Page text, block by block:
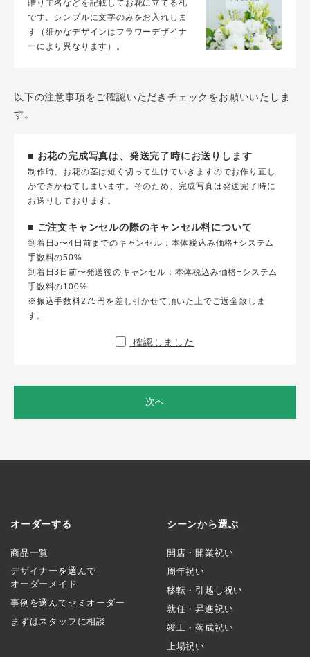
贈り主名などを記載してお花に立てる札
です。シンプルに文字のみをお入れしま
す（細かなデザインはフラワーデザイナ
ーにより異なります）。
以下の注意事項をご確認いただきチェックをお願いいたしま
す。
■ お花の完成写真は、発送完了時にお送りします
制作時、お花の茎は短く切って生けていきますのでお作り直し
ができかねてしまいます。そのため、完成写真は発送完了時に
お送りしております。
■ ご注文キャンセルの際のキャンセル料について
到着日5〜4日前までのキャンセル：本体税込み価格+システム
手数料の50%
到着日3日前〜発送後のキャンセル：本体税込み価格+システム
手数料の100%
※振込手数料275円を差し引かせて頂いた上でご返金致しま
す。
確認しました
次へ
オーダーする
商品一覧
デザイナーを選んで
オーダーメイド
事例を選んでセミオーダー
まずはスタッフに相談
シーンから選ぶ
開店・開業祝い
周年祝い
移転・引越し祝い
就任・昇進祝い
竣工・落成祝い
上場祝い